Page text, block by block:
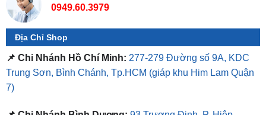
Địa Chỉ Shop
📌 Chi Nhánh Hồ Chí Minh: 277-279 Đường số 9A, KDC
Trung Sơn, Bình Chánh, Tp.HCM
7)
📌 Chi Nhánh Bình Dương: